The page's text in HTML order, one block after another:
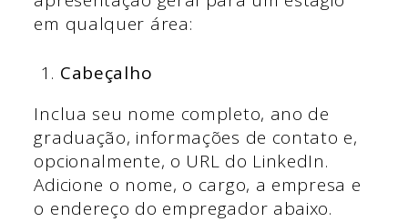
em qualquer área:
Cabeçalho
Inclua seu nome completo, ano de
graduação, informações de contato e,
opcionalmente, o URL do LinkedIn.
Adicione o nome, o cargo, a empresa e
o endereço do empregador abaixo.